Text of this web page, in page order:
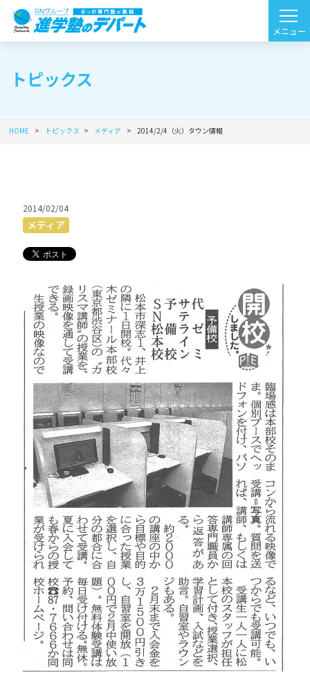
トピックス
HOME トピックス メディア 2014/2/4（火）タウン情報
2014/02/04
メディア